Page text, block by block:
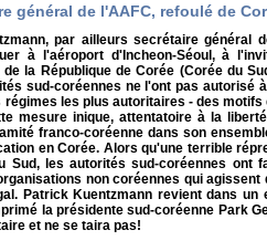
général de l'AAFC, refoulé de
par ailleurs secrétaire général
à l'aéroport d'Incheon-Séoul, à
la République de Corée (Corée du
sud-coréennes ne l'ont pas autorisé
les plus autoritaires - des motifs
mesure inique, attentatoire à la
franco-coréenne dans son
en Corée. Alors qu'une terrible
Sud, les autorités sud-coréennes ont
non coréennes qui agissent
Patrick Kuentzmann revient dans un
la présidente sud-coréenne Park
et ne se taira pas!